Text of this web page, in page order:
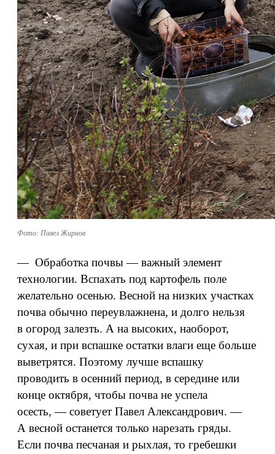
Фото: Павел Жирнов
— Обработка почвы — важный элемент
технологии. Вспахать под картофель поле
желательно осенью. Весной на низких участках
почва обычно переувлажнена, и долго нельзя
в огород залезть. А на высоких, наоборот,
сухая, и при вспашке остатки влаги еще больше
выветрятся. Поэтому лучше вспашку
проводить в осенний период, в середине или
конце октября, чтобы почва не успела
осесть, — советует Павел Александрович. —
А весной останется только нарезать гряды.
Если почва песчаная и рыхлая, то гребешки